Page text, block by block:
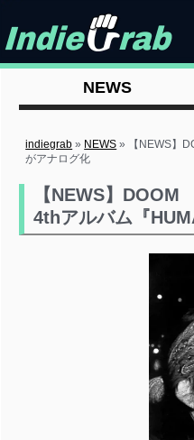
NEWS
indiegrab » NEWS »
【NEWS】
がアナログ化
【NEWS】
4thアルバム『